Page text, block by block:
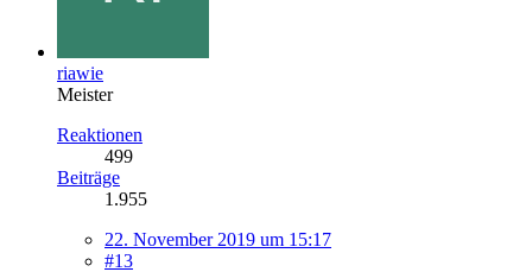
riawie
Meister
Reaktionen
499
Beiträge
1.955
22. November 2019 um 15:17
#13